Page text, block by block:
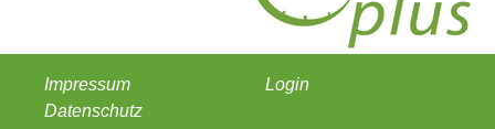
Impressum
Datenschutz
Login